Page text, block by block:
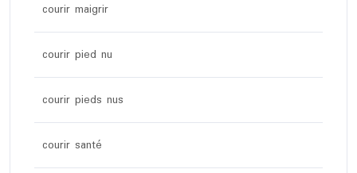
courir maigrir
courir pied nu
courir pieds nus
courir santé